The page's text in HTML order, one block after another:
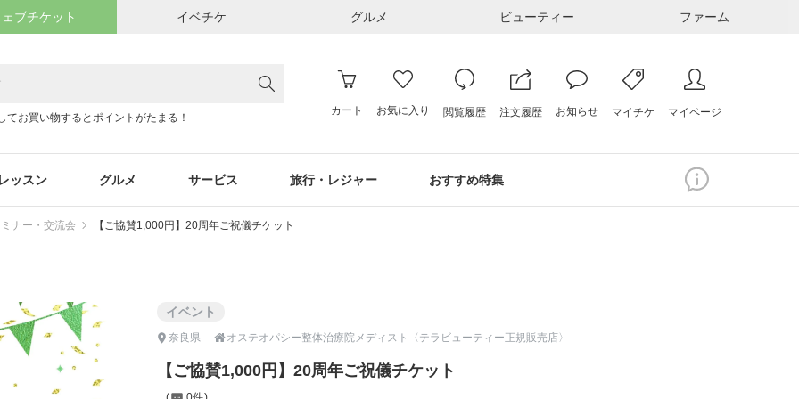
ブチケット イベチケ グルメ ビューティー ファーム
てお買い物するとポイントがたまる！
カート お気に入り 閲覧履歴 注文履歴 お知らせ マイチケ マイページ
ッスン グルメ サービス 旅行・レジャー おすすめ特集
ナー・交流会 【ご協賛1,000円】20周年ご祝儀チケット
イベント
奈良県 オステオパシー整体治療院メディスト〈テラビューティー正規販売店〉
【ご協賛1,000円】20周年ご祝儀チケット